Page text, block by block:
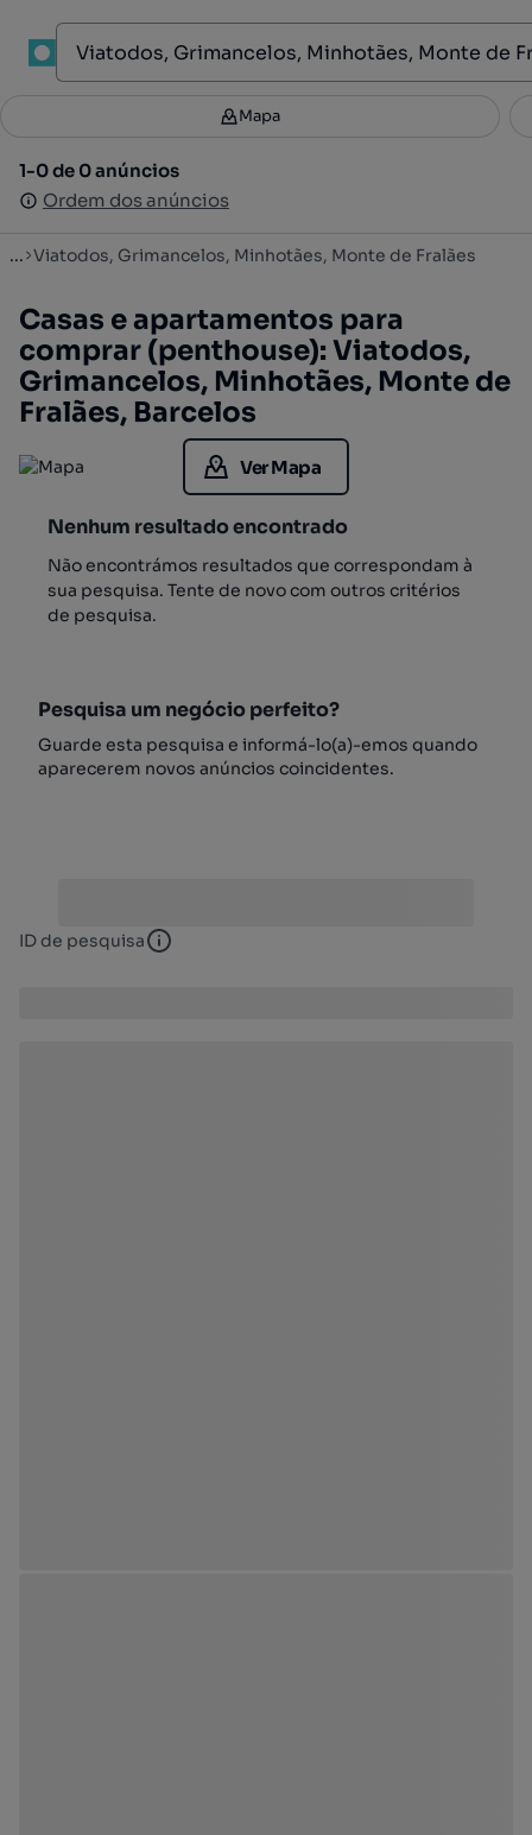
Filtros 2
1-0 de 0 anúncios
Ordem dos anúncios
Mapa
1-0 de 0 anúncios
Ordem dos anúncios
... Viatodos, Grimancelos, Minhotães, Monte de Fralães
Casas e apartamentos para
comprar (penthouse): Viatodos,
Grimancelos, Minhotães, Monte de
Fralães, Barcelos
Ver Mapa
Nenhum resultado encontrado
Não encontrámos resultados que correspondam à
sua pesquisa. Tente de novo com outros critérios
de pesquisa.
Pesquisa um negócio perfeito?
Guarde esta pesquisa e informá-lo(a)-emos quando
aparecerem novos anúncios coincidentes.
ID de pesquisa ID de pesquisa